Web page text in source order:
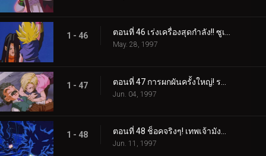
1 - 46 ตอนที่ 46 เร่งเครื่องสุดกำลัง!! ซูเปอร์ไซย่า 4 ปะทะ ซูเปอร์หมายเลข 17
May. 28, 1997
1 - 47
Jun. 04, 1997
1 - 48 ตอนที่ 48 ช็อคจริงๆ! เทพเจ้ามังกรกลายเป็นศัตรู?!
Jun. 11, 1997